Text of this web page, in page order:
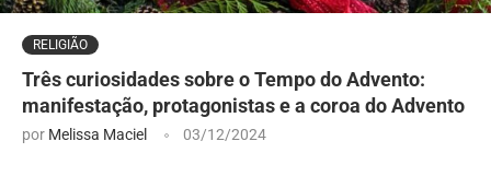
RELIGIÃO
Três curiosidades sobre o Tempo do Advento:
manifestação, protagonistas e a coroa do Advento
por Melissa Maciel 03/12/2024